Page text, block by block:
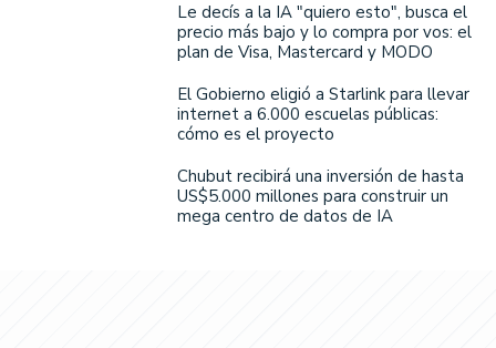
Le decís a la IA "quiero esto", busca el
precio más bajo y lo compra por vos: el
plan de Visa, Mastercard y MODO
El Gobierno eligió a Starlink para llevar
internet a 6.000 escuelas públicas:
cómo es el proyecto
Chubut recibirá una inversión de hasta
US$5.000 millones para construir un
mega centro de datos de IA